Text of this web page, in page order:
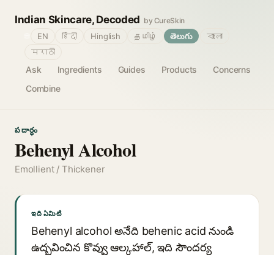
Indian Skincare, Decoded by CureSkin
Ask Ingredients Guides Products
Concerns
Combine
EN हिंदी Hinglish தமிழ் తెలుగు
বাংলা
मराठी
పదార్థం
Behenyl Alcohol
Emollient / Thickener
ఇది ఏమిటి
Behenyl alcohol అనేది behenic acid నుండి
ఉద్భవించిన కొవ్వు ఆల్కహాల్, ఇది సౌందర్య